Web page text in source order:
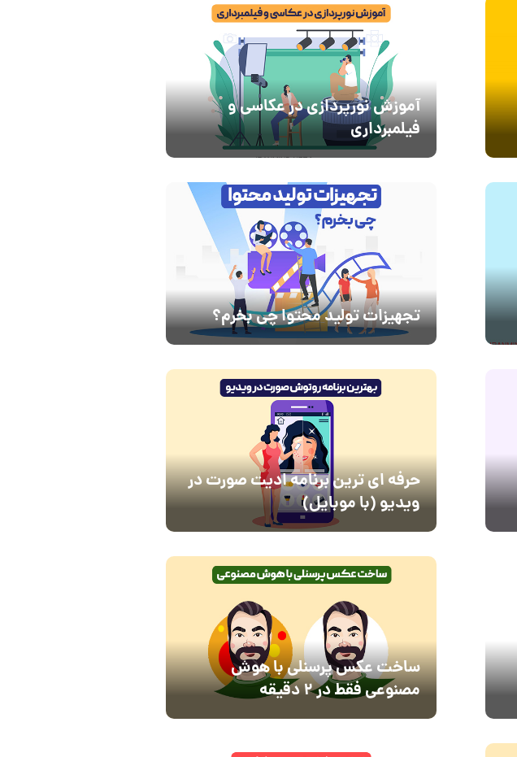
آموزش نورپردازی در عکاسی و
فیلمبرداری
تجهیزات تولید محتوا چی بخرم؟
حرفه ای ترین برنامه ادیت صورت در
ویدیو (با موبایل)
ساخت عکس پرسنلی با هوش
مصنوعی فقط در 2 دقیقه